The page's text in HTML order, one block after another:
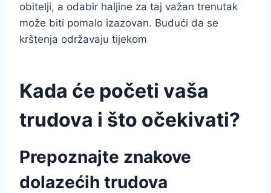
obitelji, a odabir haljine za taj važan trenutak
može biti pomalo izazovan. Budući da se
krštenja održavaju tijekom
Kada će početi vaša
trudova i što očekivati?
Prepoznajte znakove
dolazećih trudova